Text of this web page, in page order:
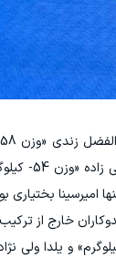
امیرسینا
خارج از